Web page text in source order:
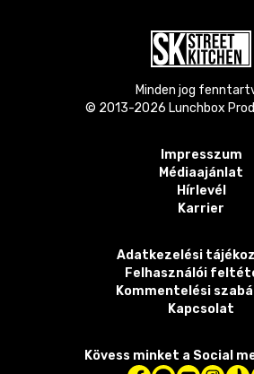
Minden jog
© 2013-2026 Lunchbox
Impresszum
Médiaajánlat
Hírlevél
Karrier
Adatkezelési
Felhasználói
Kommentelési
Kapcsolat
Kövess minket a Social